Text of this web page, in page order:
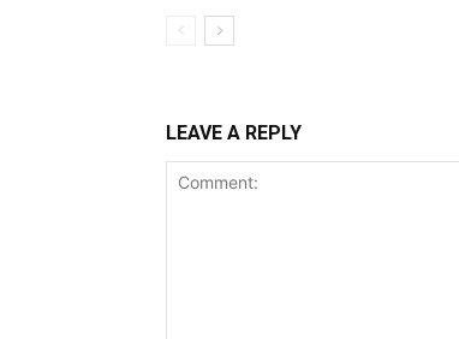
LEAVE A REPLY